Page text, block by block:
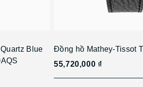
Blue
Đồng hồ Mathey-Tissot
55,720,000 ₫